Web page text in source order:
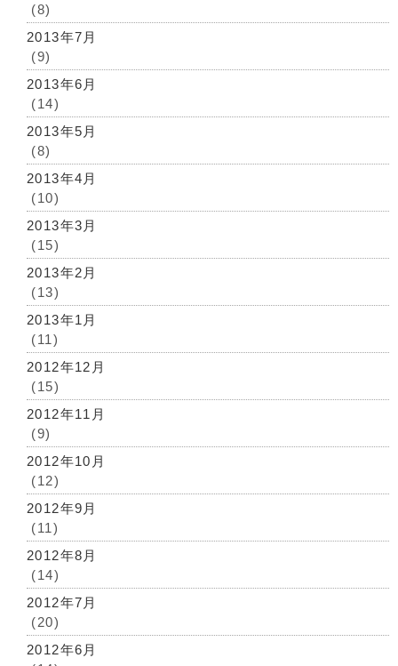
(8)
2013年7月
(9)
2013年6月
(14)
2013年5月
(8)
2013年4月
(10)
2013年3月
(15)
2013年2月
(13)
2013年1月
(11)
2012年12月
(15)
2012年11月
(9)
2012年10月
(12)
2012年9月
(11)
2012年8月
(14)
2012年7月
(20)
2012年6月